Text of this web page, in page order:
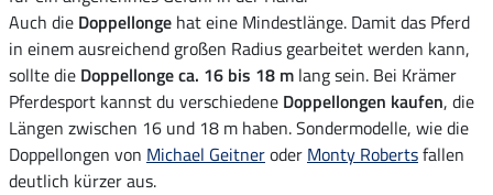
Auch die Doppellonge hat eine Mindestlänge. Damit das Pferd
in einem ausreichend großen Radius gearbeitet werden kann,
sollte die Doppellonge ca. 16 bis 18 m lang sein. Bei Krämer
Pferdesport kannst du verschiedene Doppellongen kaufen, die
Längen zwischen 16 und 18 m haben. Sondermodelle, wie die
Doppellongen von Michael Geitneroder Monty Robertsfallen
deutlich kürzer aus.